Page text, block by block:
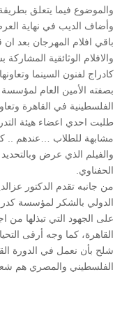
والموضوع فيما يتعلق
وأضاف الديب في نهاية
باقي افلام المهرجان بعد
والافلام الوثائقية
كادراج لفنون السينما
بصفته الأمين العام لمؤسسة
الفلسطينية في القاهرة
طلبت احدي اعضاء هيئة
مشابهة للطلاب …عندهم ..
والفيلم الذي عرض
الحفناوي.
من جانبه تقدم الدكتور
الدولي بالشكر لمؤسسة
على الجهود التي تبذلها من
القاهرة، كما وجه أرقى
شلح بأن نعمل في الدورة
الفلسطيني والمصري هم